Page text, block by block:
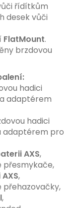
řídítkům
desek vůči
FlatMount.
brzdovou
hadici
adaptérem
hadici
adaptérem pro
AXS,
přesmykače,
,
,